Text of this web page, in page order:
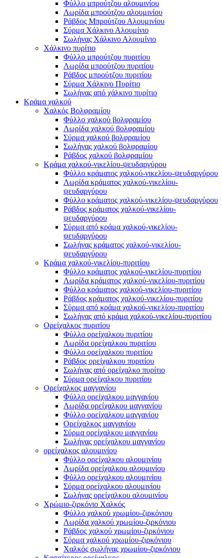
Φύλλο μπρούτζου αλουμινίου
Λωρίδα μπρούτζου αλουμινίου
Ράβδος Μπρούτζου Αλουμινίου
Σύρμα Χάλκινο Αλουμίνιο
Σωλήνας Χάλκινο Αλουμίνιο
Χάλκινο πυρίτιο
Φύλλο μπρούτζου πυριτίου
Λωρίδα μπρούτζου πυριτίου
Ράβδος μπρούτζου πυριτίου
Σύρμα Χάλκινο Πυρίτιο
Σωλήνας από χάλκινο πυρίτιο
Κράμα χαλκού
Χαλκός Βολφραμίου
Φύλλο χαλκού βολφραμίου
Λωρίδα χαλκού βολφραμίου
Σύρμα χαλκού βολφραμίου
Σωλήνας χαλκού βολφραμίου
Ράβδος χαλκού βολφραμίου
Κράμα χαλκού-νικελίου-ψευδαργύρου
Φύλλο κράματος χαλκού-νικελίου-ψευδαργύρου
Λωρίδα κράματος χαλκού-νικελίου-
ψευδαργύρου
Φύλλο κράματος χαλκού-νικελίου-ψευδαργύρου
Ράβδος κράματος χαλκού-νικελίου-
ψευδαργύρου
Σύρμα από κράμα χαλκού-νικελίου-
ψευδαργύρου
Σωλήνας κράματος χαλκού-νικελίου-
ψευδαργύρου
Κράμα χαλκού-νικελίου-πυριτίου
Φύλλο κράματος χαλκού-νικελίου-πυριτίου
Λωρίδα κράματος χαλκού-νικελίου-πυριτίου
Φύλλο κράματος χαλκού-νικελίου-πυριτίου
Ράβδος κράματος χαλκού-νικελίου-πυριτίου
Σύρμα από κράμα χαλκού-νικελίου-πυριτίου
Σωλήνας από κράμα χαλκού-νικελίου-πυριτίου
Ορείχαλκος πυριτίου
Φύλλο ορείχαλκου πυριτίου
Λωρίδα ορείχαλκου πυριτίου
Φύλλο ορείχαλκου πυριτίου
Ράβδος ορείχαλκου πυριτίου
Σωλήνας από ορείχαλκο πυρίτιο
Σύρμα ορείχαλκου πυριτίου
Ορείχαλκος μαγγανίου
Φύλλο ορείχαλκου μαγγανίου
Λωρίδα ορείχαλκου μαγγανίου
Φύλλο ορείχαλκου μαγγανίου
Ορείχαλκος μαγγανίου
Σύρμα ορείχαλκου μαγγανίου
Σωλήνας ορείχαλκου μαγγανίου
ορείχαλκος αλουμινίου
Φύλλο ορείχαλκου αλουμινίου
Λωρίδα ορείχαλκου αλουμινίου
Φύλλο ορείχαλκου αλουμινίου
Σύρμα ορείχαλκου αλουμινίου
Σωλήνας ορείχαλκου αλουμινίου
Χρώμιο-ζιρκόνιο Χαλκός
Φύλλο χαλκού χρωμίου-ζιρκόνιου
Λωρίδα χαλκού χρωμίου-ζιρκόνιου
Ράβδος χαλκού χρωμίου-ζιρκόνιου
Σύρμα χαλκού χρωμίου-ζιρκόνιου
Χαλκός σωλήνας χρωμίου-ζιρκόνιου